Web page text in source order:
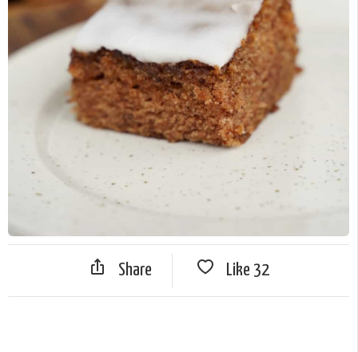
Share Like 32